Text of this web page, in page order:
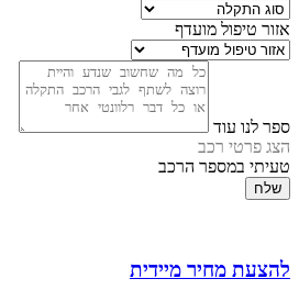
אזור טיפול מועדף
ספר לנו עוד
הצג פרטי רכב
טעיתי במספר הרכב
שלח
להצעת מחיר מיידית